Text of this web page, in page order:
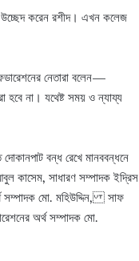
উচ্ছেদ করেন রশীদ। এখন কলেজ
নেতারা বলেন—
হবে না। যথেষ্ট সময় ও ন্যায্য
বন্ধ রেখে মানববন্ধনে
কাসেম, সাধারণ সম্পাদক ইদ্রিস
সম্পাদক মো. মহিউদ্দিন, সাফ
অর্থ সম্পাদক মো.